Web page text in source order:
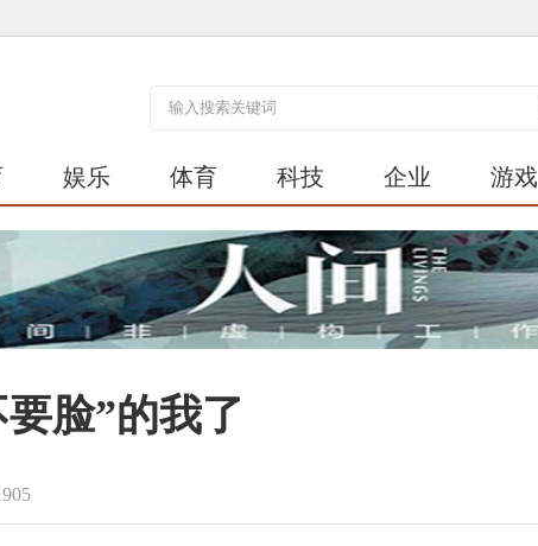
娱乐 体育 科技 企业 游戏
脸”的我了